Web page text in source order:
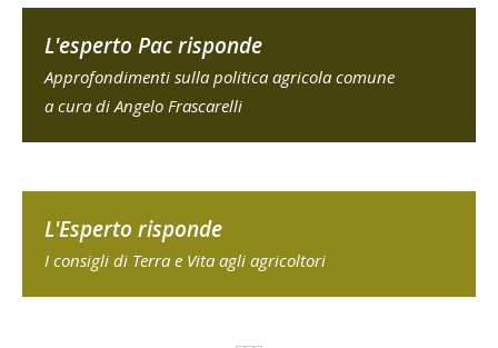
L'esperto Pac risponde
Approfondimenti sulla politica agricola comune
a cura di Angelo Frascarelli
L'Esperto risponde
I consigli di Terra e Vita agli agricoltori